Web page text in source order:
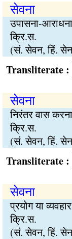
सेवना
उपासना-
क्रि.स.
(सं. सेवन, हिं.
:
सेवना
निरंतर वास
क्रि.स.
(सं. सेवन, हिं.
:
सेवना
प्रयोग या
क्रि.स.
(सं. सेवन, हिं.